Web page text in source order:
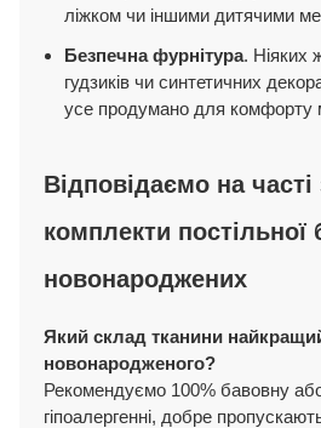
ліжком чи іншими дитячими
Безпечна фурнітура. Ніяких
гудзиків чи синтетичних
усе продумано для комфорту
Відповідаємо на
комплекти постільної
новонароджених
Який склад тканини
новонародженого?
Рекомендуємо 100% бавовну або
гіпоалергенні, добре